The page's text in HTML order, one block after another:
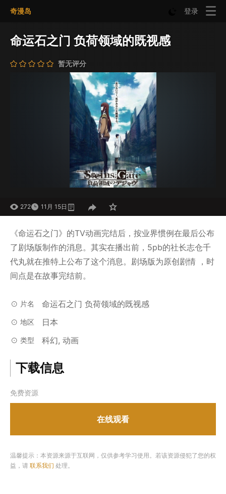
奇漫岛 登录
命运石之门 负荷领域的既视感
暂无评分
272 11月 15日
《命运石之门》的TV动画完结后，按业界惯例在最后公布
了剧场版制作的消息。其实在播出前，5pb的社长志仓千
代丸就在推特上公布了这个消息。剧场版为原创剧情 ，时
间点是在故事完结前。
片名 命运石之门 负荷领域的既视感
地区 日本
类型 科幻, 动画
下载信息
免费资源
在线观看
温馨提示：本资源来源于互联网，仅供参考学习使用。若该资源侵犯了您的权
益，请 联系我们 处理。